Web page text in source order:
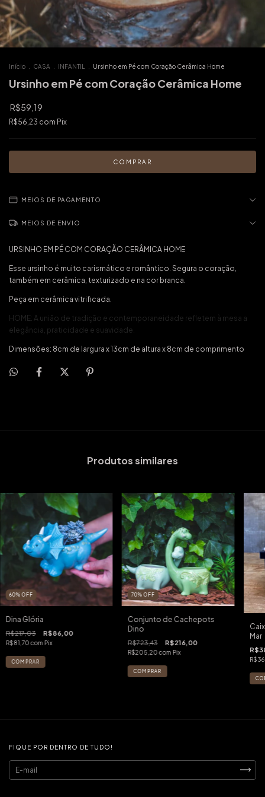
Início CASA INFANTIL Ursinho em Pé com Coração Cerâmica Home
Ursinho em Pé com Coração Cerâmica Home
R$59,19
R$56,23 com Pix
MEIOS DE PAGAMENTO
MEIOS DE ENVIO
URSINHO EM PÉ COM CORAÇÃO CERÂMICA HOME
Esse ursinho é muito carismático e romântico. Segura o coração,
também em cerâmica, texturizado e na cor branca.
Peça em cerâmica vitrificada.
HOME: A união de tradição e contemporaneidade refletem à mesa a
elegância, praticidade e suavidade.
Dimensões: 8cm de largura x 13cm de altura x 8cm de comprimento
Produtos similares
60%OFF
Dina Glória
R$217,03 R$86,00
R$81,70com Pix
70%OFF
Conjunto de Cachepots
Dino
R$723,43 R$216,00
R$205,20com Pix
Mar
FIQUE POR DENTRO DE TUDO!